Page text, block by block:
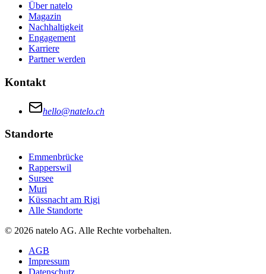
Über natelo
Magazin
Nachhaltigkeit
Engagement
Karriere
Partner werden
Kontakt
hello@natelo.ch
Standorte
Emmenbrücke
Rapperswil
Sursee
Muri
Küssnacht am Rigi
Alle Standorte
© 2026 natelo AG. Alle Rechte vorbehalten.
AGB
Impressum
Datenschutz